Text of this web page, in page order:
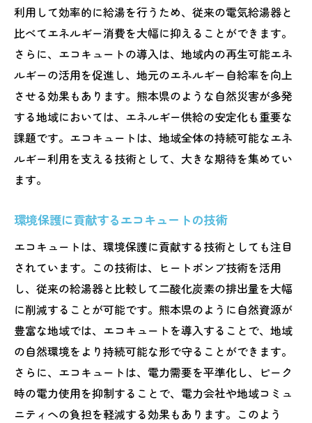
利用して効率的に給湯を行うため、従来の電気給湯器と
比べてエネルギー消費を大幅に抑えることができます。
さらに、エコキュートの導入は、地域内の再生可能エネ
ルギーの活用を促進し、地元のエネルギー自給率を向上
させる効果もあります。熊本県のような自然災害が多発
する地域においては、エネルギー供給の安定化も重要な
課題です。エコキュートは、地域全体の持続可能なエネ
ルギー利用を支える技術として、大きな期待を集めてい
ます。
環境保護に貢献するエコキュートの技術
エコキュートは、環境保護に貢献する技術としても注目
されています。この技術は、ヒートポンプ技術を活用
し、従来の給湯器と比較して二酸化炭素の排出量を大幅
に削減することが可能です。熊本県のように自然資源が
豊富な地域では、エコキュートを導入することで、地域
の自然環境をより持続可能な形で守ることができます。
さらに、エコキュートは、電力需要を平準化し、ピーク
時の電力使用を抑制することで、電力会社や地域コミュ
ニティへの負担を軽減する効果もあります。このよう